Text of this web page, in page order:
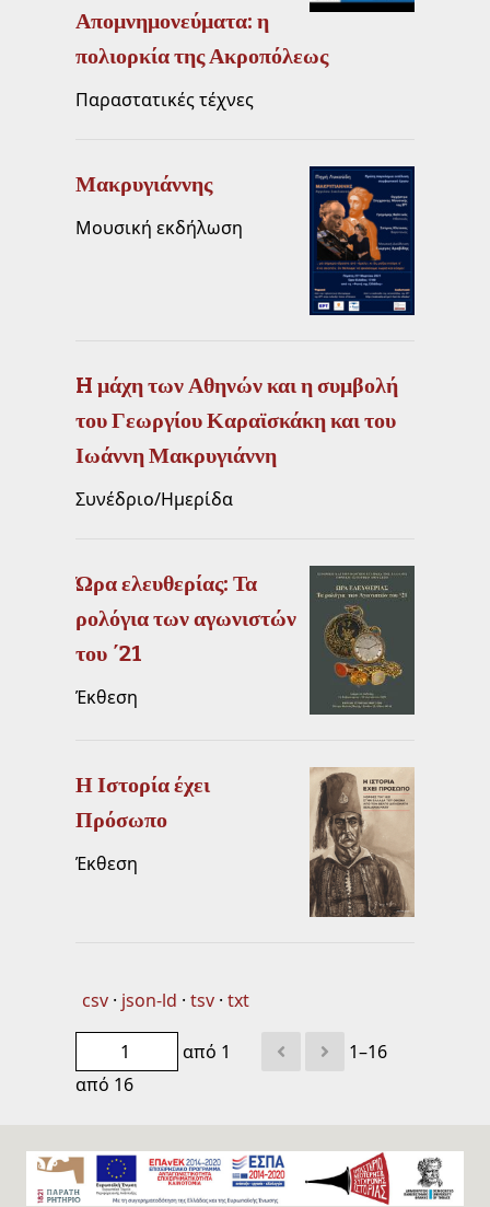
Απομνημονεύματα: η
πολιορκία της Ακροπόλεως
Παραστατικές τέχνες
Μακρυγιάννης
Μουσική εκδήλωση
H μάχη των Αθηνών και η συμβολή
του Γεωργίου Καραϊσκάκη και του
Ιωάννη Μακρυγιάννη
Συνέδριο/Ημερίδα
Ώρα ελευθερίας: Τα
ρολόγια των αγωνιστών
του ΄21
Έκθεση
Η Ιστορία έχει
Πρόσωπο
Έκθεση
csv json-ld tsv txt
από 1
1–16
από 16